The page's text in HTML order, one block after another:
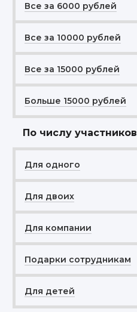
Все за 6000 рублей
Все за 10000 рублей
Все за 15000 рублей
Больше 15000 рублей
По числу участников
Для одного
Для двоих
Для компании
Подарки сотрудникам
Для детей